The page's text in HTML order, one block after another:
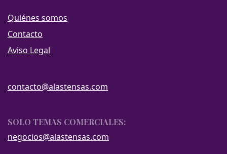
Quiénes somos
Contacto
Aviso Legal
contacto@alastensas.com
SOLO TEMAS COMERCIALES:
negocios@alastensas.com